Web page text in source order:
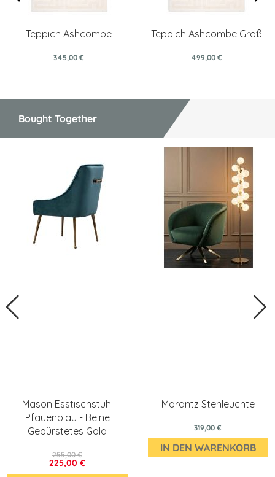
Teppich Ashcombe
345,00 €
Teppich Ashcombe Groß
499,00 €
Bought Together
Mason Esstischstuhl
Pfauenblau - Beine
Gebürstetes Gold
225,00 €
255,00 €
Morantz Stehleuchte
319,00 €
IN DEN WARENKORB